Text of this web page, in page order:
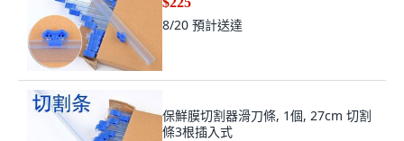
8/20 預計送達
保鮮膜切割器滑刀條, 1個, 27cm 切割
條3根插入式